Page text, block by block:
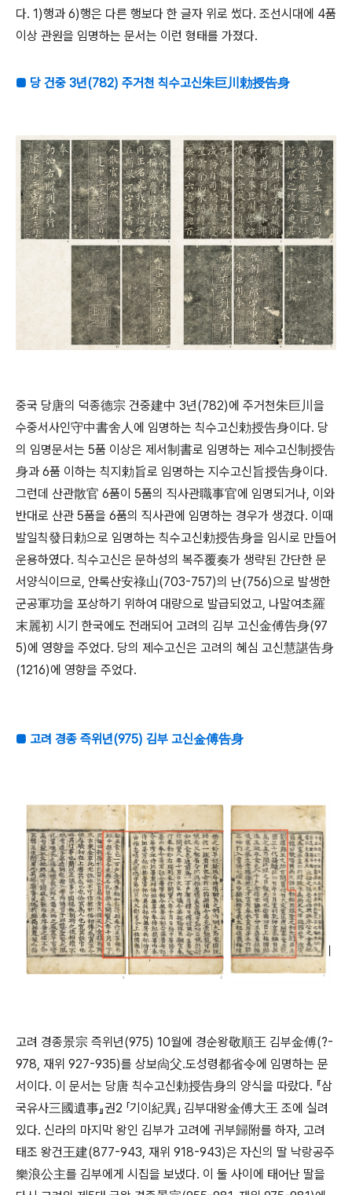
다. 1)행과 6)행은 다른 행보다 한 글자 위로 썼다. 조선시대에 4품
이상 관원을 임명하는 문서는 이런 형태를 가졌다.
■ 당 건중 3년(782) 주거천 칙수고신朱巨川勅授告身
중국 당唐의 덕종德宗 건중建中 3년(782)에 주거천朱巨川을
수중서사인守中書舍人에 임명하는 칙수고신勅授告身이다. 당
의 임명문서는 5품 이상은 제서制書로 임명하는 제수고신制授告
身과 6품 이하는 칙지勅旨로 임명하는 지수고신旨授告身이다.
그런데 산관散官 6품이 5품의 직사관職事官에 임명되거나, 이와
반대로 산관 5품을 6품의 직사관에 임명하는 경우가 생겼다. 이때
발일칙發日勅으로 임명하는 칙수고신勅授告身을 임시로 만들어
운용하였다. 칙수고신은 문하성의 복주覆奏가 생략된 간단한 문
서양식이므로, 안록산安祿山(703-757)의 난(756)으로 발생한
군공軍功을 포상하기 위하여 대량으로 발급되었고, 나말여초羅
末麗初 시기 한국에도 전래되어 고려의 김부 고신金傅告身(97
5)에 영향을 주었다. 당의 제수고신은 고려의 혜심 고신慧諶告身
(1216)에 영향을 주었다.
■ 고려 경종 즉위년(975) 김부 고신金傅告身
고려 경종景宗 즉위년(975) 10월에 경순왕敬順王 김부金傅(?-
978, 재위 927-935)를 상보尙父․도성령都省令에 임명하는 문
서이다. 이 문서는 당唐 칙수고신勅授告身의 양식을 따랐다. 『삼
국유사三國遺事』권2 「기이紀異」 김부대왕金傅大王 조에 실려
있다. 신라의 마지막 왕인 김부가 고려에 귀부歸附를 하자, 고려
태조 왕건王建(877-943, 재위 918-943)은 자신의 딸 낙랑공주
樂浪公主를 김부에게 시집을 보냈다. 이 둘 사이에 태어난 딸을